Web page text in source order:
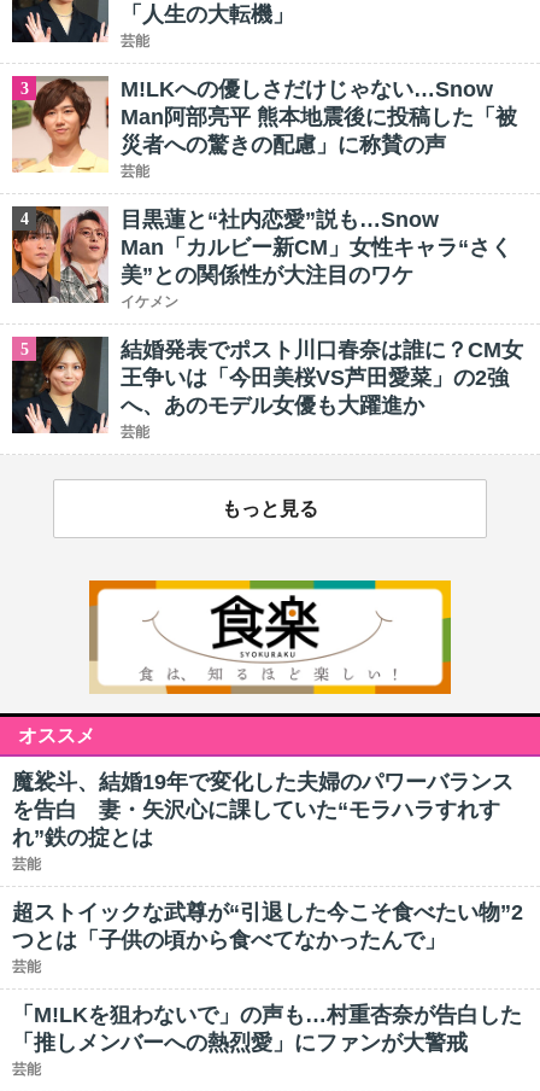
「人生の大転機」
芸能
3
M!LKへの優しさだけじゃない…Snow
Man阿部亮平 熊本地震後に投稿した「被
災者への驚きの配慮」に称賛の声
芸能
4
目黒蓮と“社内恋愛”説も…Snow
Man「カルビー新CM」女性キャラ“さく
美”との関係性が大注目のワケ
イケメン
5
結婚発表でポスト川口春奈は誰に？CM女
王争いは「今田美桜VS芦田愛菜」の2強
へ、あのモデル女優も大躍進か
芸能
もっと見る
オススメ
魔裟斗、結婚19年で変化した夫婦のパワーバランス
を告白 妻・矢沢心に課していた“モラハラすれす
れ”鉄の掟とは
芸能
超ストイックな武尊が“引退した今こそ食べたい物”2
つとは「子供の頃から食べてなかったんで」
芸能
「M!LKを狙わないで」の声も…村重杏奈が告白した
「推しメンバーへの熱烈愛」にファンが大警戒
芸能